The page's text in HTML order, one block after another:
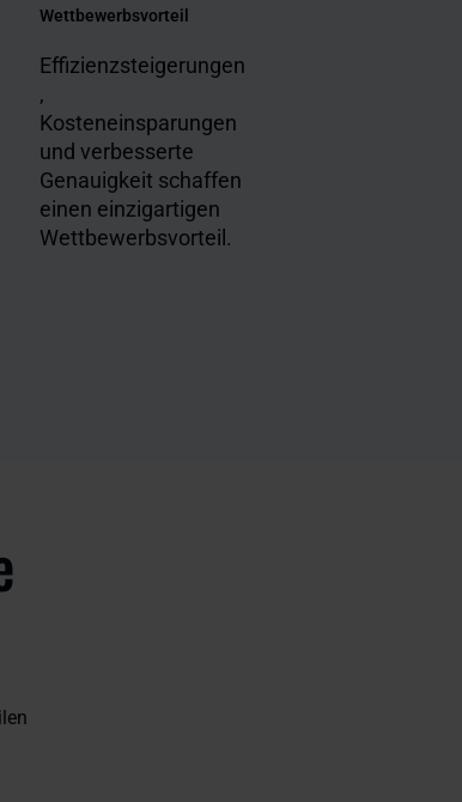
Wettbewerbsvorteil
Effizienzsteigerungen
,
Kosteneinsparungen
und verbesserte
Genauigkeit schaffen
einen einzigartigen
Wettbewerbsvorteil.